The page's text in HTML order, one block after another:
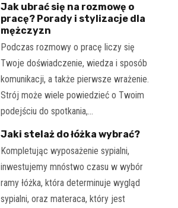
Jak ubrać się na rozmowę o
pracę? Porady i stylizacje dla
mężczyzn
Podczas rozmowy o pracę liczy się
Twoje doświadczenie, wiedza i sposób
komunikacji, a także pierwsze wrażenie.
Strój może wiele powiedzieć o Twoim
podejściu do spotkania,…
Jaki stelaż do łóżka wybrać?
Kompletując wyposażenie sypialni,
inwestujemy mnóstwo czasu w wybór
ramy łóżka, która determinuje wygląd
sypialni, oraz materaca, który jest